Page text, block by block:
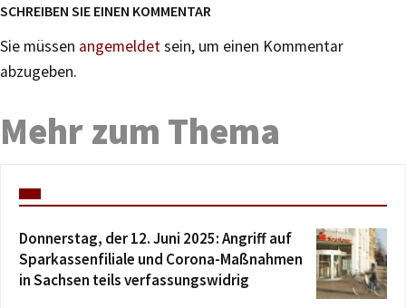
SCHREIBEN SIE EINEN KOMMENTAR
Sie müssen angemeldetsein, um einen Kommentar
abzugeben.
Mehr zum Thema
Donnerstag, der 12. Juni 2025: Angriff auf
Sparkassenfiliale und Corona-Maßnahmen
in Sachsen teils verfassungswidrig